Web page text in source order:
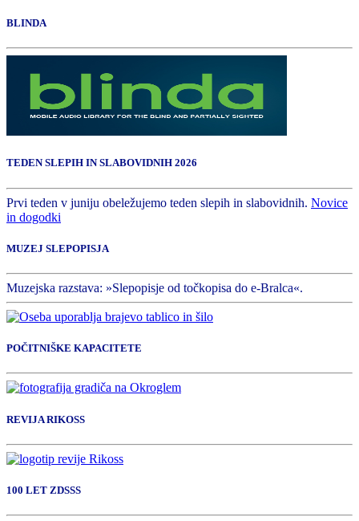
BLINDA
TEDEN SLEPIH IN SLABOVIDNIH 2026
Prvi teden v juniju obeležujemo teden slepih in slabovidnih. Novice
in dogodki
MUZEJ SLEPOPISJA
Muzejska razstava: »Slepopisje od točkopisa do e-Bralca«.
POČITNIŠKE KAPACITETE
REVIJA RIKOSS
100 LET ZDSSS